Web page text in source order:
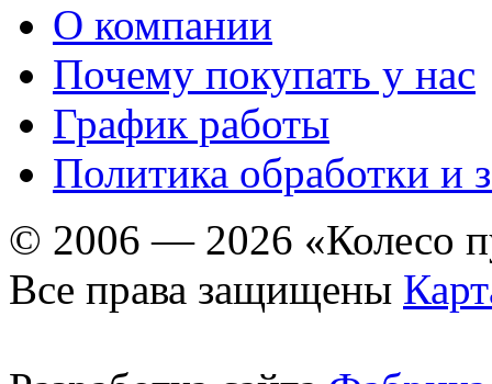
О компании
Почему покупать у нас
График работы
Политика обработки и
© 2006 — 2026 «Колесо
Все права защищены